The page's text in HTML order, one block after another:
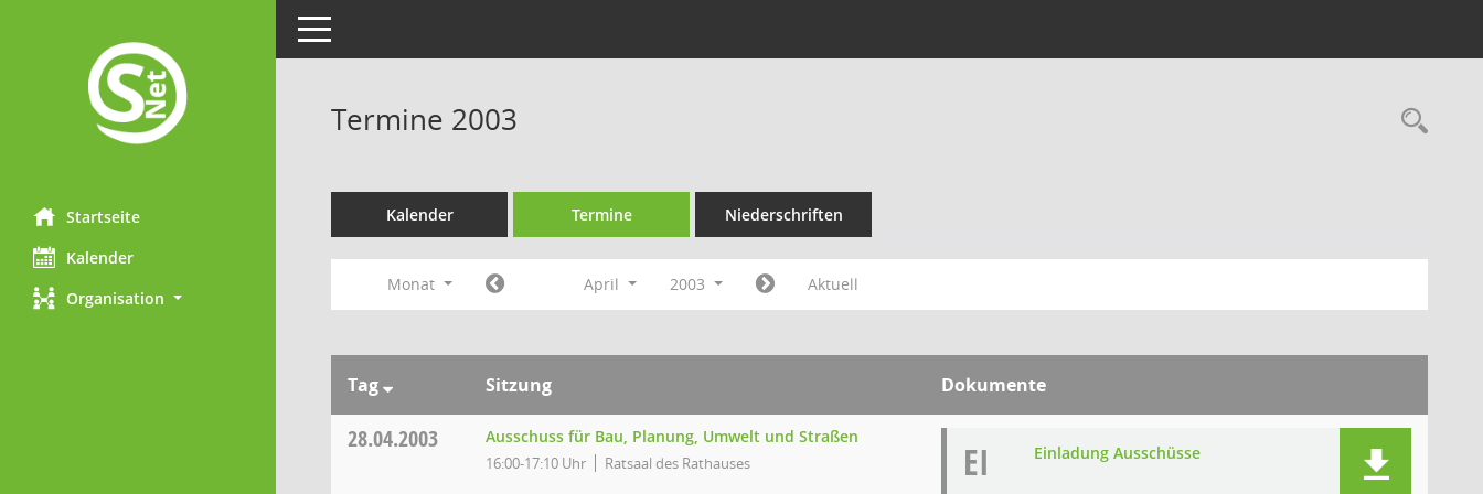
Startseite
Kalender
Organisation
Toggle navigation
Termine 2003
Kalender Termine Niederschriften
Monat April 2003 Aktuell
Tag Sitzung Dokumente
28.04.2003 Ausschuss für Bau, Planung, Umwelt und Straßen
16:00-17:10 Uhr Ratsaal des Rathauses EI Einladung Ausschüsse